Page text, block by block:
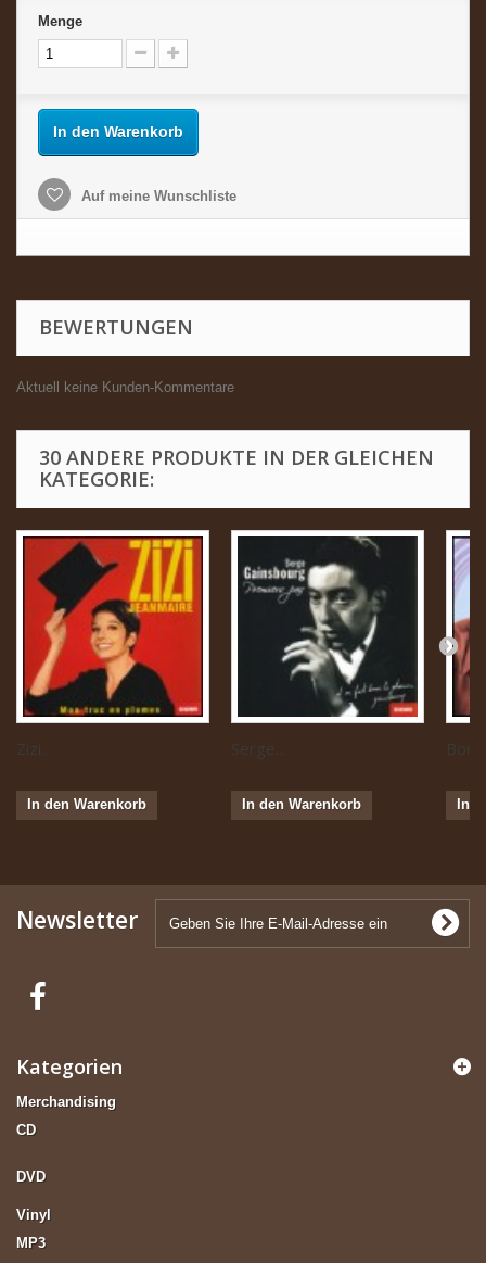
Menge
In den Warenkorb
Auf meine Wunschliste
BEWERTUNGEN
Aktuell keine Kunden-Kommentare
30 ANDERE PRODUKTE IN DER GLEICHEN
KATEGORIE:
Zizi...
In den Warenkorb
Serge...
In den Warenkorb In
Newsletter
Kategorien
Merchandising
CD
DVD
Vinyl
MP3